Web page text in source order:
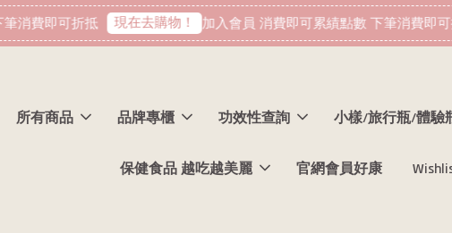
費即可折抵 現在去購物！ 加入會員 消費即可累績點數 下筆消費即可折
所有商品 品牌專櫃 功效性查詢 小樣/旅行瓶/體驗
保健食品 越吃越美麗 官網會員好康